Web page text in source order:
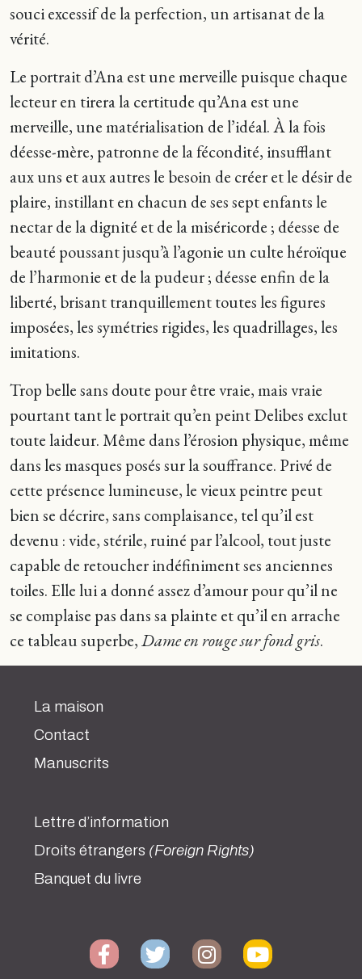
souci excessif de la perfection, un artisanat de la
vérité.
Le portrait d’Ana est une merveille puisque chaque
lecteur en tirera la certitude qu’Ana est une
merveille, une matérialisation de l’idéal. À la fois
déesse-mère, patronne de la fécondité, insufflant
aux uns et aux autres le besoin de créer et le désir de
plaire, instillant en chacun de ses sept enfants le
nectar de la dignité et de la miséricorde ; déesse de
beauté poussant jusqu’à l’agonie un culte héroïque
de l’harmonie et de la pudeur ; déesse enfin de la
liberté, brisant tranquillement toutes les figures
imposées, les symétries rigides, les quadrillages, les
imitations.
Trop belle sans doute pour être vraie, mais vraie
pourtant tant le portrait qu’en peint Delibes exclut
toute laideur. Même dans l’érosion physique, même
dans les masques posés sur la souffrance. Privé de
cette présence lumineuse, le vieux peintre peut
bien se décrire, sans complaisance, tel qu’il est
devenu : vide, stérile, ruiné par l’alcool, tout juste
capable de retoucher indéfiniment ses anciennes
toiles. Elle lui a donné assez d’amour pour qu’il ne
se complaise pas dans sa plainte et qu’il en arrache
ce tableau superbe,Dame en rouge sur fond gris.
La maison
Contact
Manuscrits
Lettre d’information
Droits étrangers (Foreign Rights)
Banquet du livre